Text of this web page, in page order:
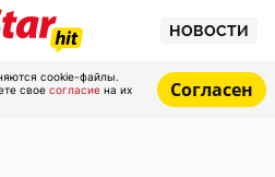
НОВОСТИ
cookie-файлы.
свое согласие на их
Согласен